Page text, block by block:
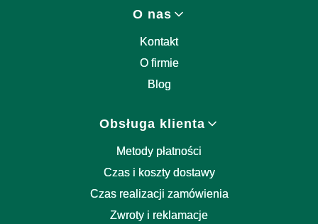
O nas
Kontakt
O firmie
Blog
Obsługa klienta
Metody płatności
Czas i koszty dostawy
Czas realizacji zamówienia
Zwroty i reklamacje